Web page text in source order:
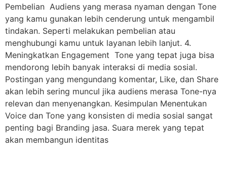
Pembelian Audiens yang merasa nyaman dengan Tone
yang kamu gunakan lebih cenderung untuk mengambil
tindakan. Seperti melakukan pembelian atau
menghubungi kamu untuk layanan lebih lanjut. 4.
Meningkatkan Engagement Tone yang tepat juga bisa
mendorong lebih banyak interaksi di media sosial.
Postingan yang mengundang komentar, Like, dan Share
akan lebih sering muncul jika audiens merasa Tone-nya
relevan dan menyenangkan. Kesimpulan Menentukan
Voice dan Tone yang konsisten di media sosial sangat
penting bagi Branding jasa. Suara merek yang tepat
akan membangun identitas